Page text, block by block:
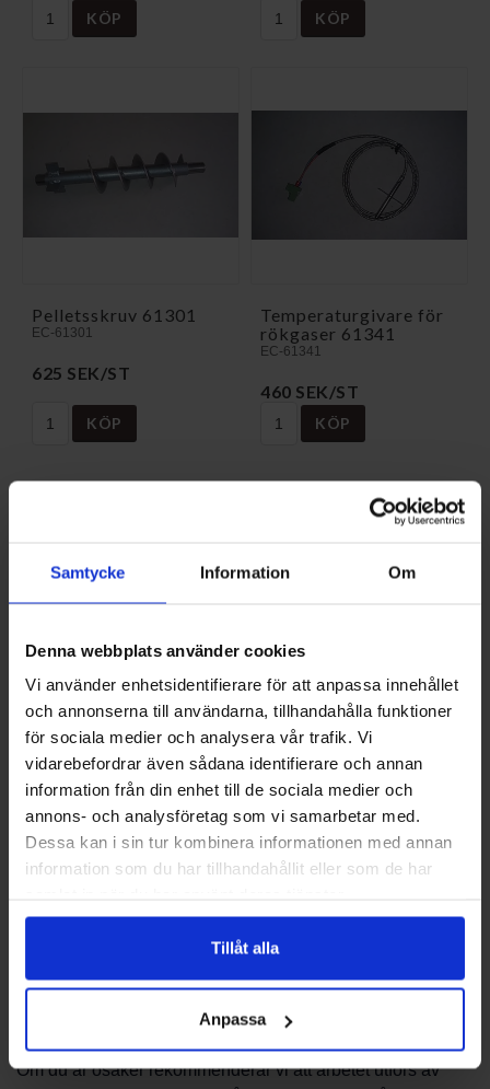
Samtycke Information Om
Denna webbplats använder cookies
Vi använder enhetsidentifierare för att anpassa innehållet
och annonserna till användarna, tillhandahålla funktioner
för sociala medier och analysera vår trafik. Vi
vidarebefordrar även sådana identifierare och annan
information från din enhet till de sociala medier och
annons- och analysföretag som vi samarbetar med.
Dessa kan i sin tur kombinera informationen med annan
information som du har tillhandahållit eller som de har
Tillåt alla
Anpassa
KÖP KÖP
Pelletsskruv 61301
EC-61301
625 SEK/ST
KÖP
Temperaturgivare för
rökgaser 61341
EC-61341
460 SEK/ST
KÖP
pelletskaminsmodeller så att du lättare ska kunna hitta rätt
uppgifterna eller är osäker på kompatibilitet hjälper vi dig
att identifiera rätt del utifrån beskrivning och serienummer.
Beställning och leverans
Beställning sker via vår webbplats eller genom att kontakta
vår kundtjänst. Vi kan vägleda dig genom urvalet och
bekräfta artikelnummer innan du lägger en beställning.
Observera att tillgänglighet kan variera mellan produkter
Montering och support
Vissa reservdelar kan kräva fackmannamässig montering.
Om du är osäker rekommenderar vi att arbetet utförs av